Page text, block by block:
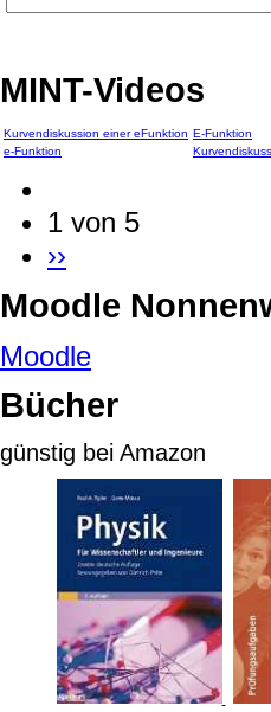
MINT-Videos
Kurvendiskussion einer eFunktion E-Funktion
e-Funktion
1 von 5
››
Moodle
Moodle
Bücher
günstig bei Amazon